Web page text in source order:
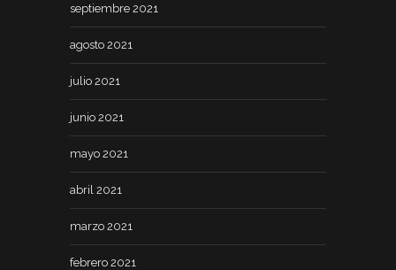
septiembre 2021
agosto 2021
julio 2021
junio 2021
mayo 2021
abril 2021
marzo 2021
febrero 2021